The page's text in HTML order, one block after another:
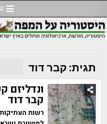
to
content
תגית:קבר דוד
קבר דוד
רשות